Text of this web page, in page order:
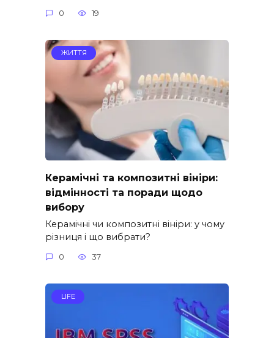
0 19
ЖИТТЯ
Керамічні та композитні вініри:
відмінності та поради щодо
вибору
Керамічні чи композитні вініри: у чому
різниця і що вибрати?
0 37
LIFE